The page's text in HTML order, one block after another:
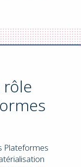
rôle
Plateformes